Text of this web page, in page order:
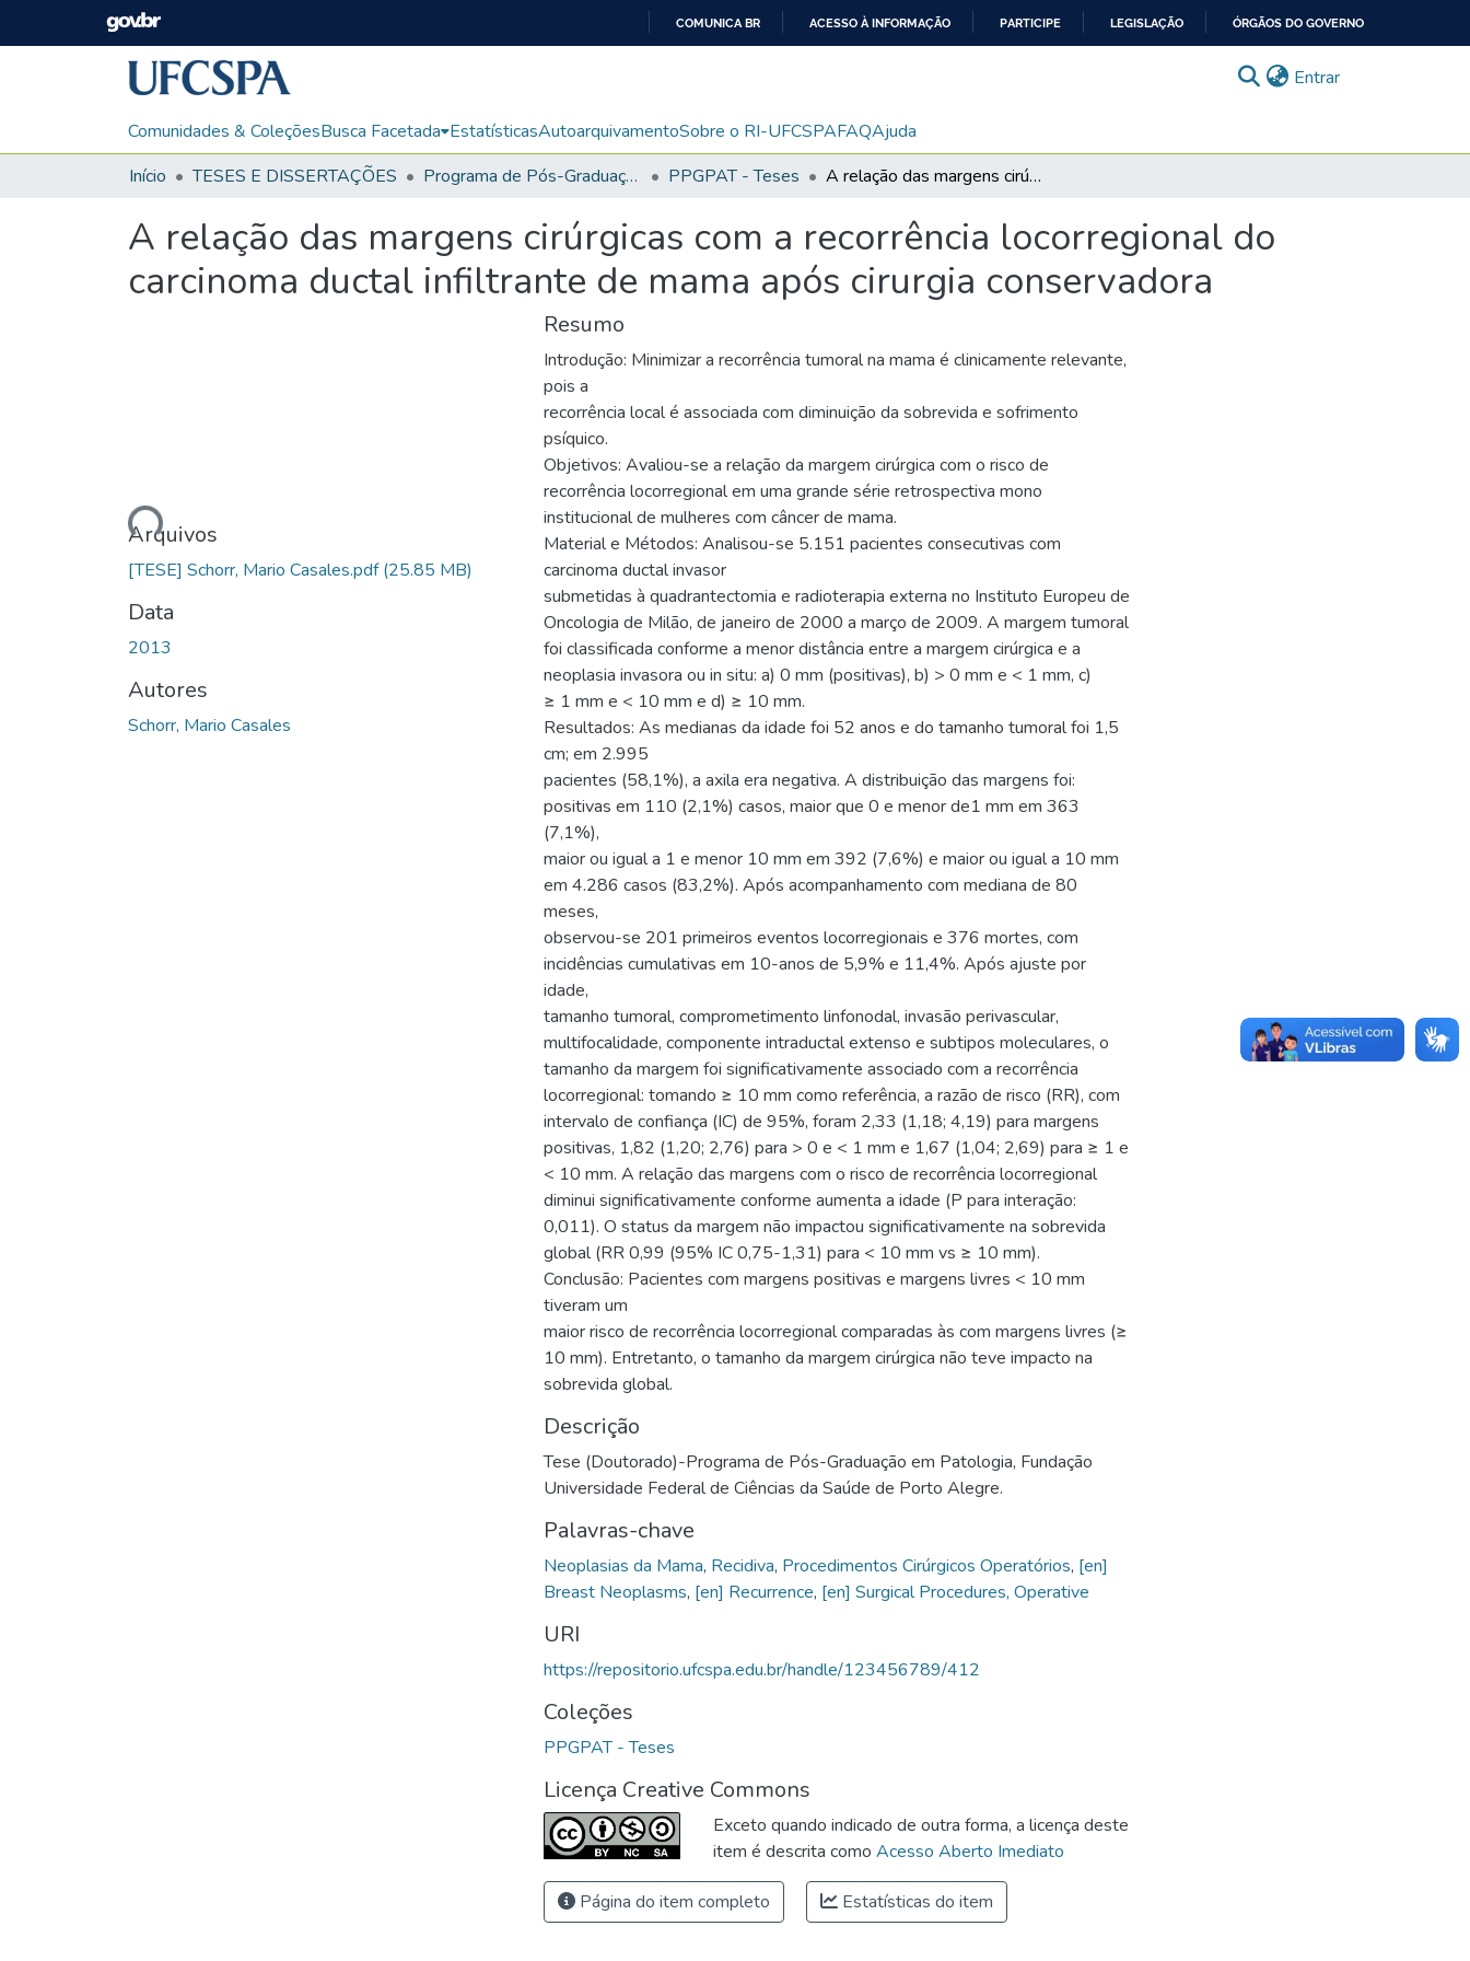
CONTEÚDO
COMUNICA BR ACESSO À INFORMAÇÃO PARTICIPE LEGISLAÇÃO ÓRGÃOS DO GOVERNO
Entrar(current)
Comunidades & ColeçõesBusca Facetada EstatísticasAutoarquivamentoSobre o RI-UFCSPAFAQAjuda
Início
TESES E DISSERTAÇÕES Programa de Pós-Graduação em Patologia PPGPAT - Teses A relação das margens cirúrgicas com a recorrência locorregional do carcinoma ductal infiltrante de mama após cirurgia conservadora
A relação das margens cirúrgicas com a recorrência locorregional do
carcinoma ductal infiltrante de mama após cirurgia conservadora
Carregando...
Arquivos
[TESE] Schorr, Mario Casales.pdf(25.85 MB)
Data
2013
Autores
Schorr, Mario Casales
Resumo
Introdução: Minimizar a recorrência tumoral na mama é clinicamente relevante,
pois a
recorrência local é associada com diminuição da sobrevida e sofrimento
psíquico.
Objetivos: Avaliou-se a relação da margem cirúrgica com o risco de
recorrência locorregional em uma grande série retrospectiva mono
institucional de mulheres com câncer de mama.
Material e Métodos: Analisou-se 5.151 pacientes consecutivas com
carcinoma ductal invasor
submetidas à quadrantectomia e radioterapia externa no Instituto Europeu de
Oncologia de Milão, de janeiro de 2000 a março de 2009. A margem tumoral
foi classificada conforme a menor distância entre a margem cirúrgica e a
neoplasia invasora ou in situ: a) 0 mm (positivas), b) > 0 mm e < 1 mm, c)
≥ 1 mm e < 10 mm e d) ≥ 10 mm.
Resultados: As medianas da idade foi 52 anos e do tamanho tumoral foi 1,5
cm; em 2.995
pacientes (58,1%), a axila era negativa. A distribuição das margens foi:
positivas em 110 (2,1%) casos, maior que 0 e menor de1 mm em 363
(7,1%),
maior ou igual a 1 e menor 10 mm em 392 (7,6%) e maior ou igual a 10 mm
em 4.286 casos (83,2%). Após acompanhamento com mediana de 80
meses,
observou-se 201 primeiros eventos locorregionais e 376 mortes, com
incidências cumulativas em 10-anos de 5,9% e 11,4%. Após ajuste por
idade,
tamanho tumoral, comprometimento linfonodal, invasão perivascular,
multifocalidade, componente intraductal extenso e subtipos moleculares, o
tamanho da margem foi significativamente associado com a recorrência
locorregional: tomando ≥ 10 mm como referência, a razão de risco (RR), com
intervalo de confiança (IC) de 95%, foram 2,33 (1,18; 4,19) para margens
positivas, 1,82 (1,20; 2,76) para > 0 e < 1 mm e 1,67 (1,04; 2,69) para ≥ 1 e
< 10 mm. A relação das margens com o risco de recorrência locorregional
diminui significativamente conforme aumenta a idade (P para interação:
0,011). O status da margem não impactou significativamente na sobrevida
global (RR 0,99 (95% IC 0,75-1,31) para < 10 mm vs ≥ 10 mm).
Conclusão: Pacientes com margens positivas e margens livres < 10 mm
tiveram um
maior risco de recorrência locorregional comparadas às com margens livres (≥
10 mm). Entretanto, o tamanho da margem cirúrgica não teve impacto na
sobrevida global.
Descrição
Tese (Doutorado)-Programa de Pós-Graduação em Patologia, Fundação
Universidade Federal de Ciências da Saúde de Porto Alegre.
Palavras-chave
Neoplasias da Mama, Recidiva, Procedimentos Cirúrgicos Operatórios, [en]
Breast Neoplasms, [en] Recurrence, [en] Surgical Procedures, Operative
URI
https://repositorio.ufcspa.edu.br/handle/123456789/412
Coleções
PPGPAT - Teses
Licença Creative Commons
Exceto quando indicado de outra forma, a licença deste
item é descrita como Acesso Aberto Imediato
Página do item completo Estatísticas do item